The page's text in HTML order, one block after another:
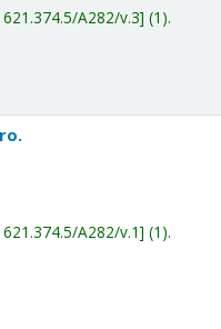
621.374.5/A282/v.3 (1).
621.374.5/A282/v.1 (1).